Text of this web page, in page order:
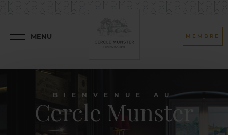
MENU MEMBRE
BIENVENUE AU
Cercle Munster